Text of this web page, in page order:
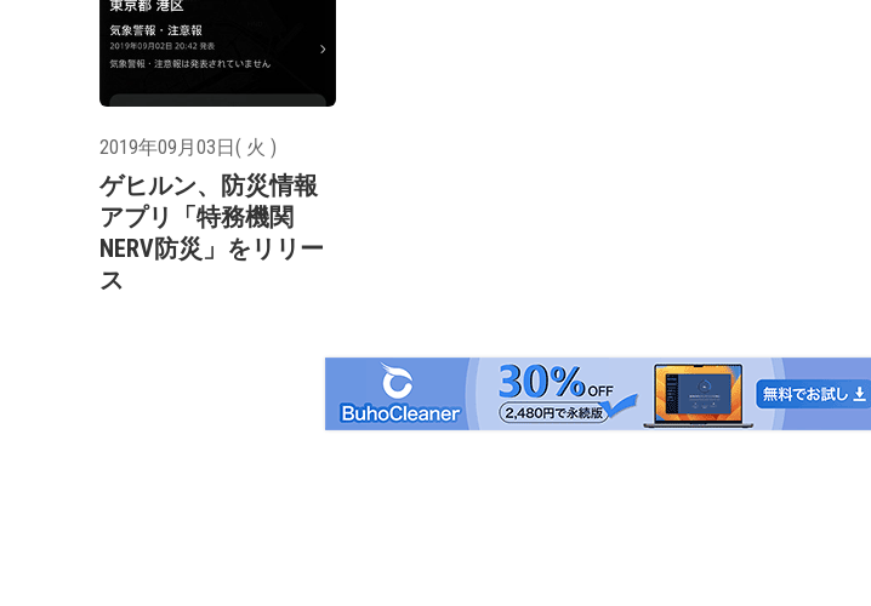
2019年09月03日( 火 )
ゲヒルン、防災情報
アプリ「特務機関
NERV防災」をリリー
ス